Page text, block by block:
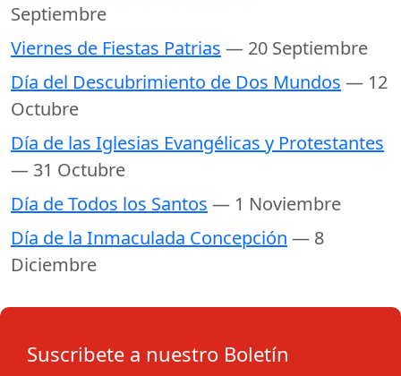
Septiembre
Viernes de Fiestas Patrias — 20 Septiembre
Día del Descubrimiento de Dos Mundos — 12
Octubre
Día de las Iglesias Evangélicas y Protestantes
— 31 Octubre
Día de Todos los Santos — 1 Noviembre
Día de la Inmaculada Concepción — 8
Diciembre
Suscribete a nuestro Boletín